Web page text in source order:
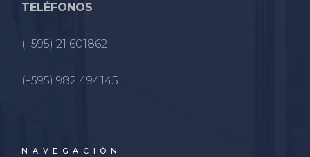
TELÉFONOS
(+595) 21 601862
(+595) 982 494145
NAVEGACIÓN